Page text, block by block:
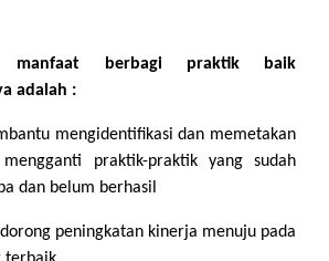
manfaat berbagi praktik baik
adalah :
mengidentifikasi dan memetakan
praktik-praktik yang sudah
dan belum berhasil
peningkatan kinerja menuju pada